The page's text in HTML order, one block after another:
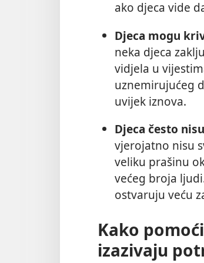
ako djeca vide
Djeca mogu
neka djeca
vidjela u
uznemirujućeg
uvijek iznova.
Djeca često
vjerojatno nisu
veliku prašinu
većeg broja
ostvaruju veću
Kako
izazivaju